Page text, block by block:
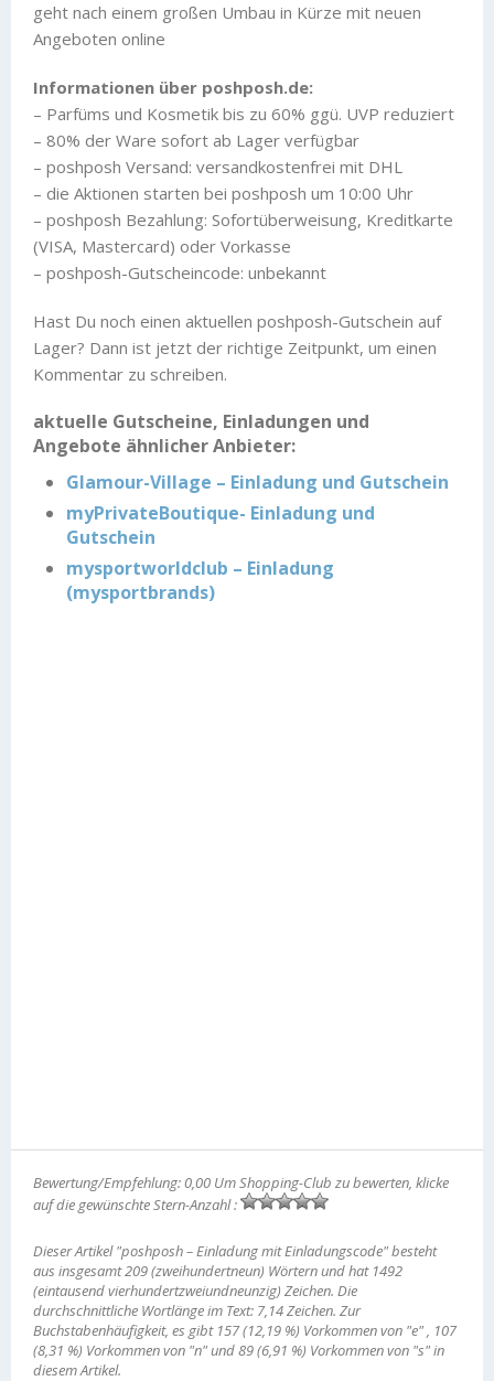
geht nach einem großen Umbau in Kürze mit neuen
Angeboten online
Informationen über poshposh.de:
– Parfüms und Kosmetik bis zu 60% ggü. UVP reduziert
– 80% der Ware sofort ab Lager verfügbar
– poshposh Versand: versandkostenfrei mit DHL
– die Aktionen starten bei poshposh um 10:00 Uhr
– poshposh Bezahlung: Sofortüberweisung, Kreditkarte
(VISA, Mastercard) oder Vorkasse
– poshposh-Gutscheincode: unbekannt
Hast Du noch einen aktuellen poshposh-Gutschein auf
Lager? Dann ist jetzt der richtige Zeitpunkt, um einen
Kommentar zu schreiben.
aktuelle Gutscheine, Einladungen und
Angebote ähnlicher Anbieter:
Glamour-Village – Einladung und Gutschein
myPrivateBoutique- Einladung und
Gutschein
mysportworldclub – Einladung
(mysportbrands)
Bewertung/Empfehlung: 0,00 Um Shopping-Club zu bewerten, klicke
auf die gewünschte Stern-Anzahl :
Dieser Artikel "poshposh – Einladung mit Einladungscode" besteht
aus insgesamt 209 (zweihundertneun) Wörtern und hat 1492
(eintausend vierhundertzweiundneunzig) Zeichen. Die
durchschnittliche Wortlänge im Text: 7,14 Zeichen. Zur
Buchstabenhäufigkeit, es gibt 157 (12,19 %) Vorkommen von "e" , 107
(8,31 %) Vorkommen von "n" und 89 (6,91 %) Vorkommen von "s" in
diesem Artikel.